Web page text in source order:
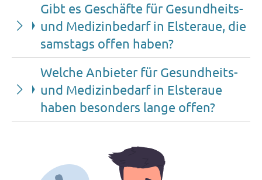
Gibt es Geschäfte für Gesundheits-
und Medizinbedarf in Elsteraue, die
samstags offen haben?
Welche Anbieter für Gesundheits-
und Medizinbedarf in Elsteraue
haben besonders lange offen?